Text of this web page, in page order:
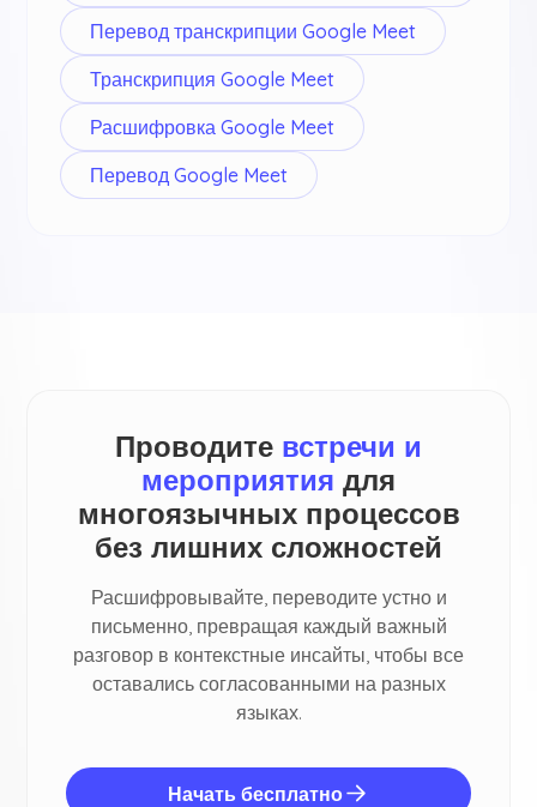
Перевод транскрипции Google Meet
Транскрипция Google Meet
Расшифровка Google Meet
Перевод Google Meet
Проводите встречи и
мероприятия для
многоязычных процессов
без лишних сложностей
Расшифровывайте, переводите устно и
письменно, превращая каждый важный
разговор в контекстные инсайты, чтобы все
оставались согласованными на разных
языках.
Начать бесплатно